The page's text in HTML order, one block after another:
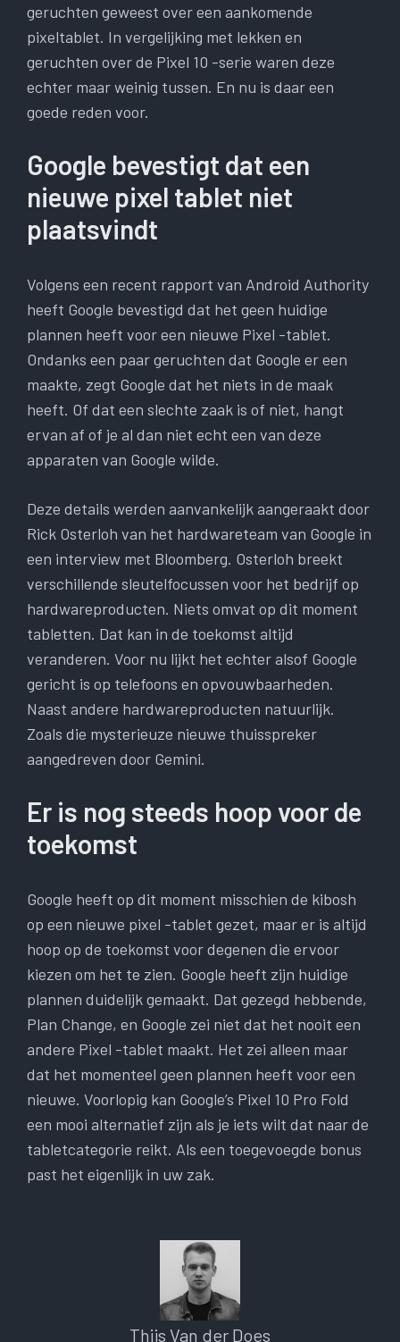
geruchten geweest over een aankomende
pixeltablet. In vergelijking met lekken en
geruchten over de Pixel 10 -serie waren deze
echter maar weinig tussen. En nu is daar een
goede reden voor.
Google bevestigt dat een
nieuwe pixel tablet niet
plaatsvindt
Volgens een recent rapport van Android Authority
heeft Google bevestigd dat het geen huidige
plannen heeft voor een nieuwe Pixel -tablet.
Ondanks een paar geruchten dat Google er een
maakte, zegt Google dat het niets in de maak
heeft. Of dat een slechte zaak is of niet, hangt
ervan af of je al dan niet echt een van deze
apparaten van Google wilde.
Deze details werden aanvankelijk aangeraakt door
Rick Osterloh van het hardwareteam van Google in
een interview met Bloomberg. Osterloh breekt
verschillende sleutelfocussen voor het bedrijf op
hardwareproducten. Niets omvat op dit moment
tabletten. Dat kan in de toekomst altijd
veranderen. Voor nu lijkt het echter alsof Google
gericht is op telefoons en opvouwbaarheden.
Naast andere hardwareproducten natuurlijk.
Zoals die mysterieuze nieuwe thuisspreker
aangedreven door Gemini.
Er is nog steeds hoop voor de
toekomst
Google heeft op dit moment misschien de kibosh
op een nieuwe pixel -tablet gezet, maar er is altijd
hoop op de toekomst voor degenen die ervoor
kiezen om het te zien. Google heeft zijn huidige
plannen duidelijk gemaakt. Dat gezegd hebbende,
Plan Change, en Google zei niet dat het nooit een
andere Pixel -tablet maakt. Het zei alleen maar
dat het momenteel geen plannen heeft voor een
nieuwe. Voorlopig kan Google’s Pixel 10 Pro Fold
een mooi alternatief zijn als je iets wilt dat naar de
tabletcategorie reikt. Als een toegevoegde bonus
past het eigenlijk in uw zak.
Thijs Van der Does